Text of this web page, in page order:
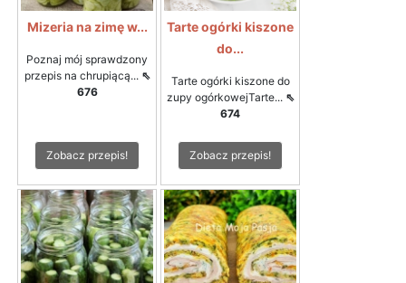
Mizeria na zimę w...
Poznaj mój sprawdzony
przepis na chrupiącą... ⇖
676
Zobacz przepis!
Tarte ogórki kiszone
do...
Tarte ogórki kiszone do
zupy ogórkowejTarte... ⇖
674
Zobacz przepis!